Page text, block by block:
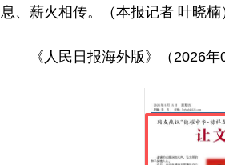
息、薪火相传。（本报记者 叶晓楠
《人民日报海外版》（2026